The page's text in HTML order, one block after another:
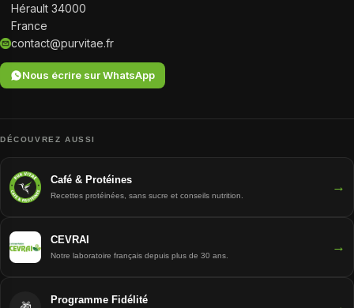
Hérault 34000
France
contact@purvitae.fr
Nous écrire sur WhatsApp
DÉCOUVREZ AUSSI
Café & Protéines
Recettes protéinées, sans sucre et conseils nutrition.
→
CEVRAI
Notre laboratoire français depuis plus de 30 ans.
→
Programme Fidélité